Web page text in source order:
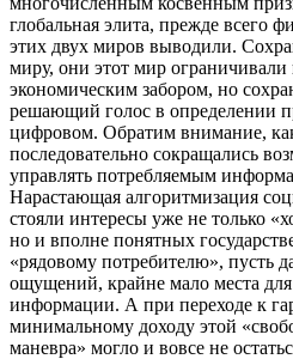
глобальная элита, прежде всего
этих двух миров выводили.
миру, они этот мир
экономическим забором, но
решающий голос в определении
цифровом. Обратим внимание,
последовательно сокращались
управлять потребляемым
Нарастающая алгоритмизация
стояли интересы уже не только
но и вполне понятных
«рядовому потребителю», пусть
ощущений, крайне мало места для
информации. А при переходе к
минимальному доходу этой
маневра» могло и вовсе не